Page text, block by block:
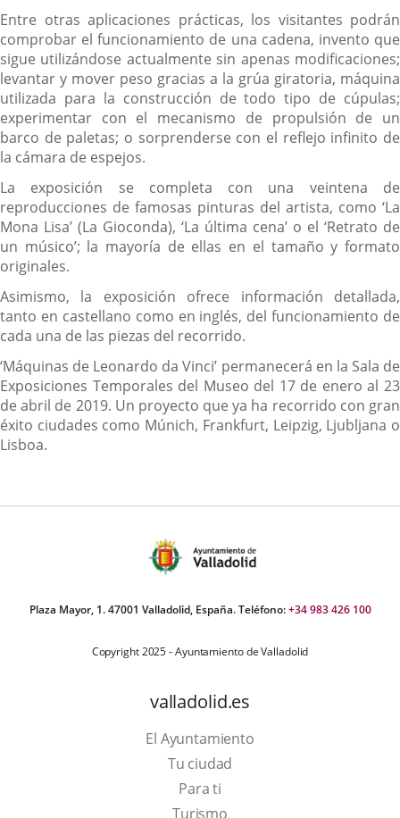
Entre otras aplicaciones prácticas, los visitantes podrán
comprobar el funcionamiento de una cadena, invento que
sigue utilizándose actualmente sin apenas modificaciones;
levantar y mover peso gracias a la grúa giratoria, máquina
utilizada para la construcción de todo tipo de cúpulas;
experimentar con el mecanismo de propulsión de un
barco de paletas; o sorprenderse con el reflejo infinito de
la cámara de espejos.
La exposición se completa con una veintena de
reproducciones de famosas pinturas del artista, como ‘La
Mona Lisa’ (La Gioconda), ‘La última cena’ o el ‘Retrato de
un músico’; la mayoría de ellas en el tamaño y formato
originales.
Asimismo, la exposición ofrece información detallada,
tanto en castellano como en inglés, del funcionamiento de
cada una de las piezas del recorrido.
‘Máquinas de Leonardo da Vinci’ permanecerá en la Sala de
Exposiciones Temporales del Museo del 17 de enero al 23
de abril de 2019. Un proyecto que ya ha recorrido con gran
éxito ciudades como Múnich, Frankfurt, Leipzig, Ljubljana o
Lisboa.
Plaza Mayor, 1. 47001 Valladolid, España. Teléfono:+34 983 426 100
Copyright 2025 - Ayuntamiento de Valladolid
valladolid.es
El Ayuntamiento
Tu ciudad
Para ti
TurismoThis